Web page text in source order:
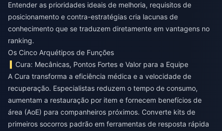
Entender as prioridades ideais de melhoria, requisitos de
posicionamento e contra-estratégias cria lacunas de
conhecimento que se traduzem diretamente em vantagens no
ranking.
Os Cinco Arquétipos de Funções
Cura: Mecânicas, Pontos Fortes e Valor para a Equipe
A Cura transforma a eficiência médica e a velocidade de
recuperação. Especialistas reduzem o tempo de consumo,
aumentam a restauração por item e fornecem benefícios de
área (AoE) para companheiros próximos. Converte kits de
primeiros socorros padrão em ferramentas de resposta rápida